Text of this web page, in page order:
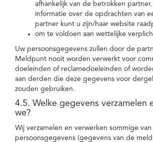
afhankelijk van de betrokken
informatie over de opdrachten van
partner kunt u zijn/haar website
om te voldoen aan wettelijke
Uw persoonsgegevens zullen door de
Meldpunt nooit worden verwerkt voor
doeleinden of reclamedoeleinden of
aan derden die deze gegevens voor
zouden gebruiken.
4.5. Welke gegevens verzamelen
we?
Wij verzamelen en verwerken sommige van
persoonsgegevens (gegevens van de